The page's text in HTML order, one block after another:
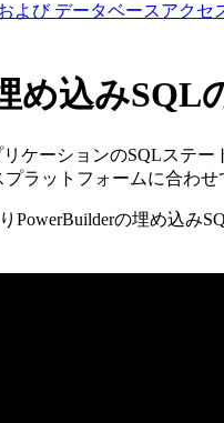
および データベースアクセ
め込みSQL
リケーションのSQLステ
ラットフォームに合わ
PowerBuilderの埋め込み